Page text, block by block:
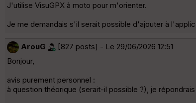
J'utilise VisuGPX à moto pour m'orienter.
Je me demandais s'il serait possible d'ajouter à
ArouG [827 posts] - Le 29/06/2026 12:51
Bonjour,
avis purement personnel :
à question théorique (serait-il possible ?), je répondrais